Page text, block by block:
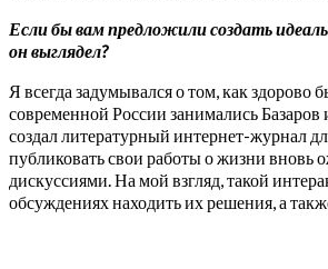
Если бы вам предложили создать
он выглядел?
Я всегда задумывался о том, как
современной России занимались
создал литературный интернет-журнал
публиковать свои работы о жизни
дискуссиями. На мой взгляд, такой
обсуждениях находить их решения, а